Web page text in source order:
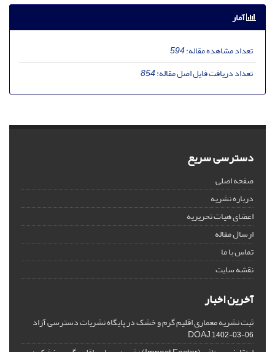
آمار
تعداد مشاهده مقاله:594
تعداد دریافت فایل اصل مقاله:854
دسترسی سریع
صفحه اصلی
درباره نشریه
اعضای هیات تحریریه
ارسال مقاله
تماس با ما
نقشه سایت
آخرین اخبار
ثبت نشریه معماری اقلیم گرم و خشک در پایگاه نشریات دسترسی آزاد
DOAJ1402-03-06